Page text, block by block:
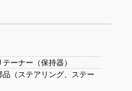
ーナー（保持器）
品（ステアリング、ステー